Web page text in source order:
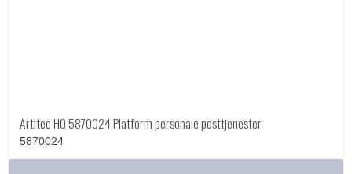
Artitec HO 5870024 Platform personale posttjenester
5870024